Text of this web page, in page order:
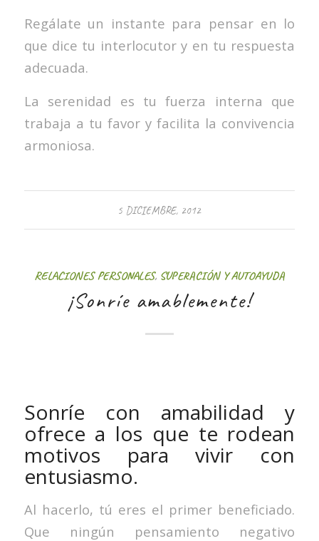
Regálate un instante para pensar en lo
que dice tu interlocutor y en tu respuesta
adecuada.
La serenidad es tu fuerza interna que
trabaja a tu favor y facilita la convivencia
armoniosa.
5 DICIEMBRE, 2012
RELACIONES PERSONALES, SUPERACIÓN Y AUTOAYUDA
¡Sonríe amablemente!
Sonríe con amabilidad y
ofrece a los que te rodean
motivos para vivir con
entusiasmo.
Al hacerlo, tú eres el primer beneficiado.
Que ningún pensamiento negativo